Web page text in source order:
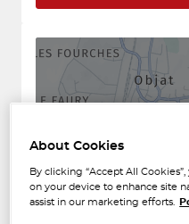
About Cookies
By clicking “Accept All
on your device to enhance site
assist in our marketing efforts.